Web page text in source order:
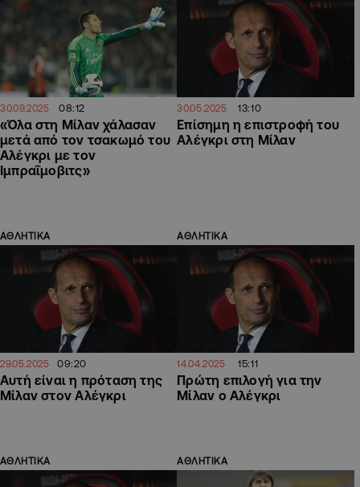
30.09.2025 08:12
«Όλα στη Μίλαν χάλασαν
μετά από τον τσακωμό του
Αλέγκρι με τον
Ιμπραΐμοβιτς»
30.05.2025 13:10
Επίσημη η επιστροφή του
Αλέγκρι στη Μίλαν
ΑΘΛΗΤΙΚΑ
29.05.2025 09:20
Αυτή είναι η πρόταση της
Μίλαν στον Αλέγκρι
ΑΘΛΗΤΙΚΑ
14.04.2025 15:11
Πρώτη επιλογή για την
Μίλαν ο Αλέγκρι
ΑΘΛΗΤΙΚΑ ΑΘΛΗΤΙΚΑ